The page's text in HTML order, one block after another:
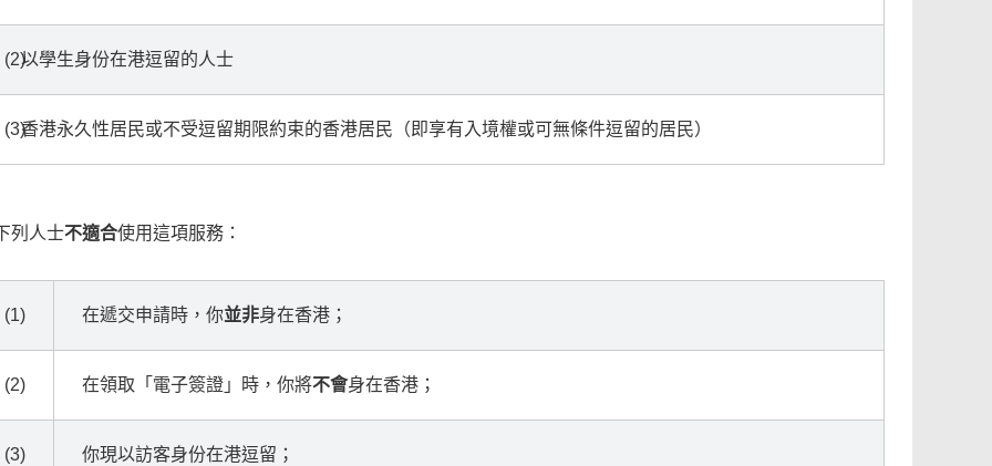
(2)以學生身份在港逗留的人士
(3)香港永久性居民或不受逗留期限約束的香港居民（即享有入境權或可無條件逗留的居民）
列人士不適合使用這項服務：
(1) 在遞交申請時，你並非身在香港；
(2) 在領取「電子簽證」時，你將不會身在香港；
(3) 你現以訪客身份在港逗留；